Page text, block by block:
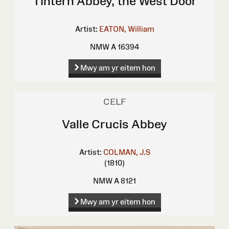
Artist: EATON, William
NMW A 16394
Mwy am yr eitem hon
CELF
Valle Crucis Abbey
Artist: COLMAN, J.S
(1810)
NMW A 8121
Mwy am yr eitem hon